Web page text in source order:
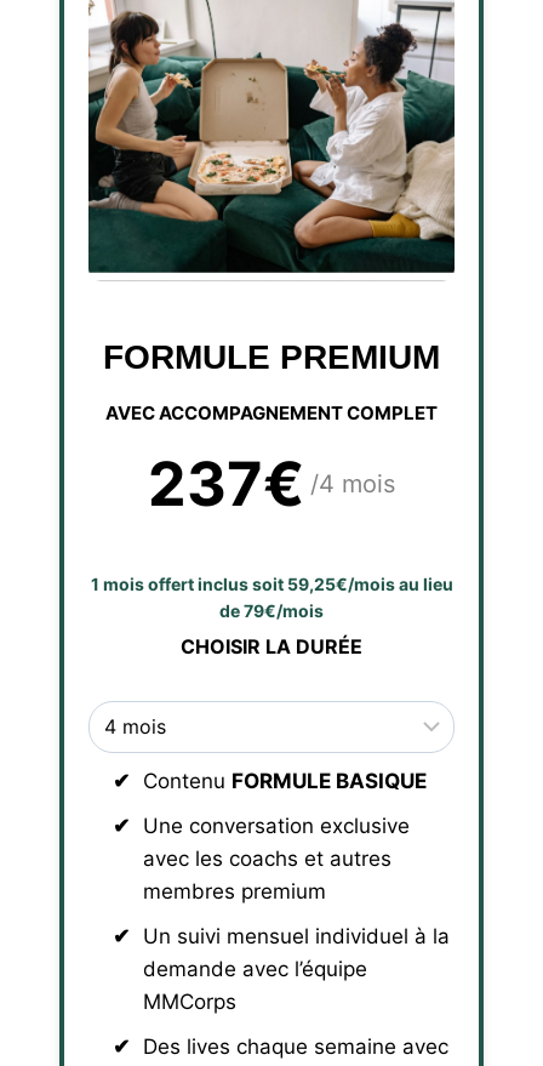
FORMULE PREMIUM
AVEC ACCOMPAGNEMENT COMPLET
237€ /4 mois
1 mois offert inclus soit 59,25€/mois au lieu
de 79€/mois
CHOISIR LA DURÉE
Contenu FORMULE BASIQUE
Une conversation exclusive
avec les coachs et autres
membres premium
Un suivi mensuel individuel à la
demande avec l’équipe
MMCorps
Des lives chaque semaine avec